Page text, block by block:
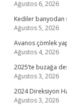
Ağustos 6, 2026
Kediler banyodan
Ağustos 5, 2026
Avanos çömlek
Ağustos 4, 2026
2025’te buzağa
Ağustos 3, 2026
2024 Direksiyon
Ağustos 3, 2026